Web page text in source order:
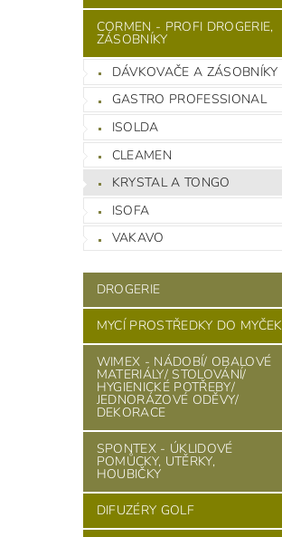
CORMEN - PROFI DROGERIE,
ZÁSOBNÍKY
DÁVKOVAČE A ZÁSOBNÍKY
GASTRO PROFESSIONAL
ISOLDA
CLEAMEN
KRYSTAL A TONGO
ISOFA
VAKAVO
DROGERIE
MYCÍ PROSTŘEDKY DO MYČEK
WIMEX - NÁDOBÍ/ OBALOVÉ
MATERIÁLY/ STOLOVÁNÍ/
HYGIENICKÉ POTŘEBY/
JEDNORÁZOVÉ ODĚVY/
DEKORACE
SPONTEX - ÚKLIDOVÉ
POMŮCKY, UTĚRKY,
HOUBIČKY
DIFUZÉRY GOLF